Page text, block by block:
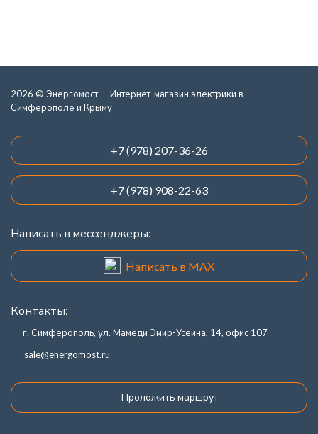
2026 © Энергомост — Интернет-магазин электрики в
Симферополе и Крыму
+7 (978) 207-36-26
+7 (978) 908-22-63
Написать в мессенджеры:
Написать в MAX
Контакты:
г. Симферополь, ул. Мамеди Эмир-Усеина, 14, офис 107
sale@energomost.ru
Проложить маршрут